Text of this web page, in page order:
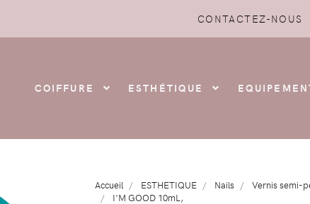
CONTACTEZ-NOUS
COIFFURE ESTHÉTIQUE
Accueil ESTHETIQUE Nails
Vernis semi-
I'M GOOD 10mL,